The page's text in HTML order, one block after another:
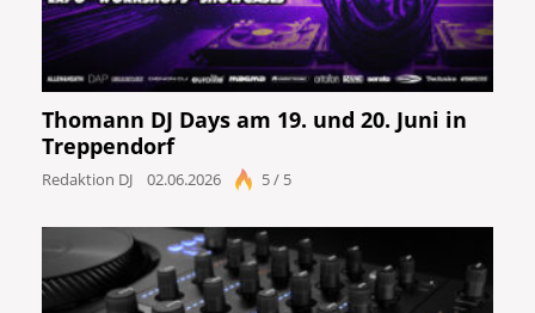
Thomann DJ Days am 19. und 20. Juni in
Treppendorf
Redaktion DJ 02.06.2026 5 / 5